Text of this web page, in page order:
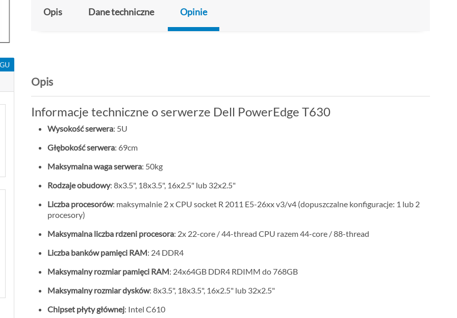
Opis Dane techniczne Opinie
Opis
Informacje techniczne o serwerze Dell PowerEdge T630
Wysokość serwera: 5U
Głębokość serwera: 69cm
Maksymalna waga serwera: 50kg
Rodzaje obudowy: 8x3.5", 18x3.5", 16x2.5" lub 32x2.5"
Liczba procesorów: maksymalnie 2 x CPU socket R 2011 E5-26xx v3/v4 (dopuszczalne konfiguracje: 1 lub 2
procesory)
Maksymalna liczba rdzeni procesora: 2x 22-core / 44-thread CPU razem 44-core / 88-thread
Liczba banków pamięci RAM: 24 DDR4
Maksymalny rozmiar pamięci RAM: 24x64GB DDR4 RDIMM do 768GB
Maksymalny rozmiar dysków: 8x3.5", 18x3.5", 16x2.5" lub 32x2.5"
Chipset płyty głównej: Intel C610